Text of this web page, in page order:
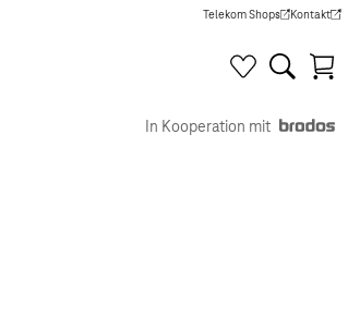
Telekom Shops
(Wird in einem neuen Tab
Kontakt
(Wird in
In Kooperation mit